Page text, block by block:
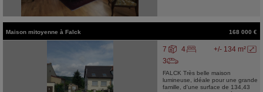
Maison mitoyenne à Falck 168 000 €
+/- 134 m²
7
4
3
FALCK Très belle maison
lumineuse, idéale pour une grande
famille, d'une surface de 134,43